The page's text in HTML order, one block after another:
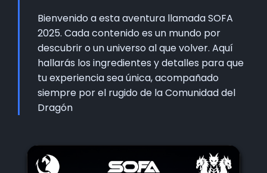
Bienvenido a esta aventura llamada SOFA
2025. Cada contenido es un mundo por
descubrir o un universo al que volver. Aquí
hallarás los ingredientes y detalles para que
tu experiencia sea única, acompañado
siempre por el rugido de la Comunidad del
Dragón